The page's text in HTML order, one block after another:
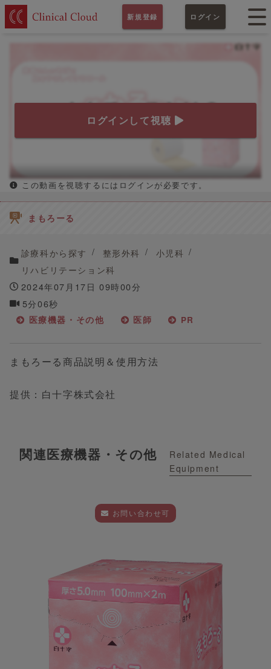
新規登録 ログイン
ログインして視聴
この動画を視聴するにはログインが必要です。
まもろーる
診療科から探す 整形外科
小児科
リハビリテーション科
2024年07月17日 09時00分
5分06秒
医療機器・その他 医師 PR
まもろーる商品説明＆使用方法
提供：白十字株式会社
関連医療機器・その他
Related Medical
Equipment
お問い合わせ可